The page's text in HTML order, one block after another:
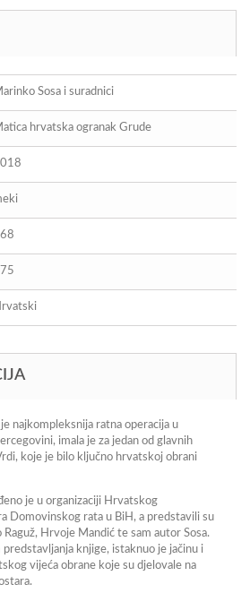
Sosa i suradnici
hrvatska ogranak Grude
najkompleksnija ratna operacija u
imala je za jedan od glavnih
koje je bilo ključno hrvatskoj obrani
je u organizaciji Hrvatskog
Domovinskog rata u BiH, a predstavili su
Hrvoje Mandić te sam autor Sosa.
knjige, istaknuo je jačinu i
vijeća obrane koje su djelovale na